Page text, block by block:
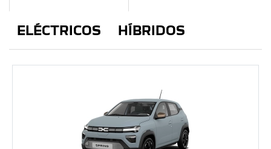
ELÉCTRICOS HÍBRIDOS